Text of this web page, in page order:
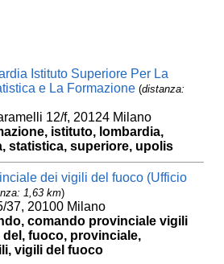
Istituto Superiore Per La
e La Formazione (distanza:
12/f, 20124 Milano
istituto, lombardia,
statistica, superiore, upolis
dei vigili del fuoco (Ufficio
1,63 km)
37, 20100 Milano
comando provinciale vigili
del, fuoco, provinciale,
vigili del fuoco